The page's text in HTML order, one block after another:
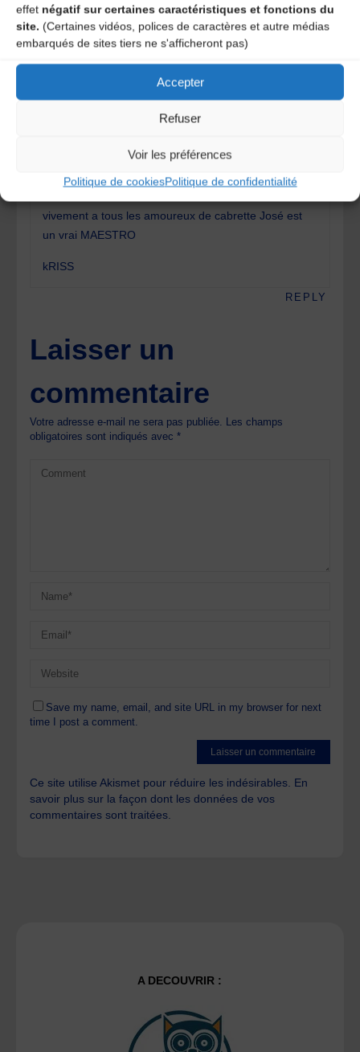
effet négatif sur certaines caractéristiques et fonctions du
site. (Certaines vidéos, polices de caractères et autre médias
embarqués de sites tiers ne s'afficheront pas)
Accepter
Refuser
Voir les préférences
Politique de cookiesPolitique de confidentialité
One comment
roussies christiane
Ce nouveau CD est un réel plaisir pour les oreilles je
le conseille
vivement a tous les amoureux de cabrette José est
un vrai MAESTRO
kRISS
REPLY
Laisser un
commentaire
Votre adresse e-mail ne sera pas publiée. Les champs
obligatoires sont indiqués avec*
Save my name, email, and site URL in my browser for next
time I post a comment.
Ce site utilise Akismet pour réduire les indésirables. En
savoir plus sur la façon dont les données de vos
commentaires sont traitées
A DECOUVRIR :